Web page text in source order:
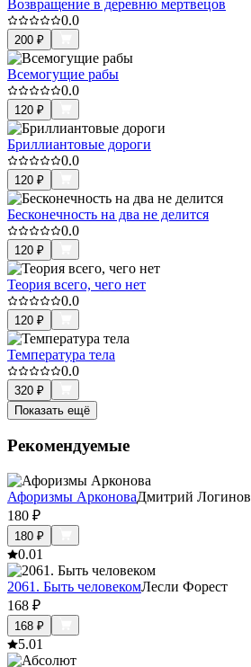
Возвращение в деревню мертвецов
0.0
200 ₽
Всемогущие рабы
0.0
120 ₽
Бриллиантовые дороги
0.0
120 ₽
Бесконечность на два не делится
0.0
120 ₽
Теория всего, чего нет
0.0
120 ₽
Температура тела
0.0
320 ₽
Показать ещё
Рекомендуемые
Афоризмы АрконоваДмитрий Логинов
180 ₽
180 ₽
0.01
2061. Быть человекомЛесли Форест
168 ₽
168 ₽
5.01